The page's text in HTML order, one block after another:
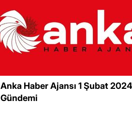
Anka Haber Ajansı 1 Şubat 2024
Gündemi